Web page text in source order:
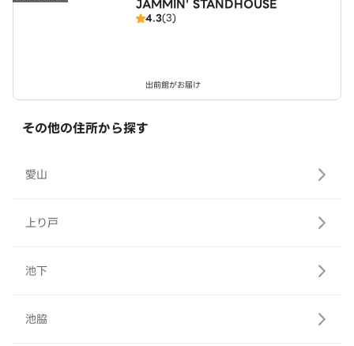
JAMMIN' STANDHOUSE
4.3(3)
出前館がお届け
その他の住所から探す
愛山
上り戸
池下
池脇